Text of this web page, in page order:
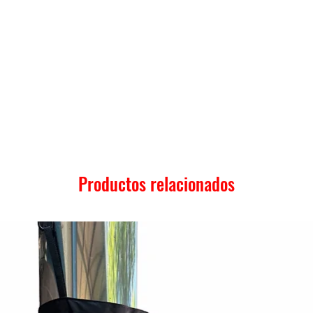
Productos relacionados